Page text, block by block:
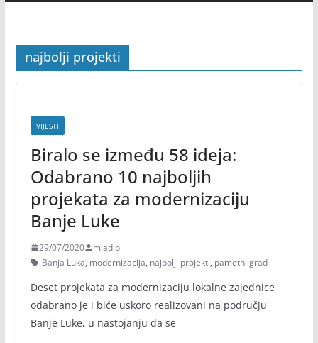
najbolji projekti
VIJESTI
Biralo se između 58 ideja:
Odabrano 10 najboljih
projekata za modernizaciju
Banje Luke
29/07/2020
mladibl
Banja Luka, modernizacija, najbolji projekti, pametni grad
Deset projekata za modernizaciju lokalne zajednice
odabrano je i biće uskoro realizovani na području
Banje Luke, u nastojanju da se